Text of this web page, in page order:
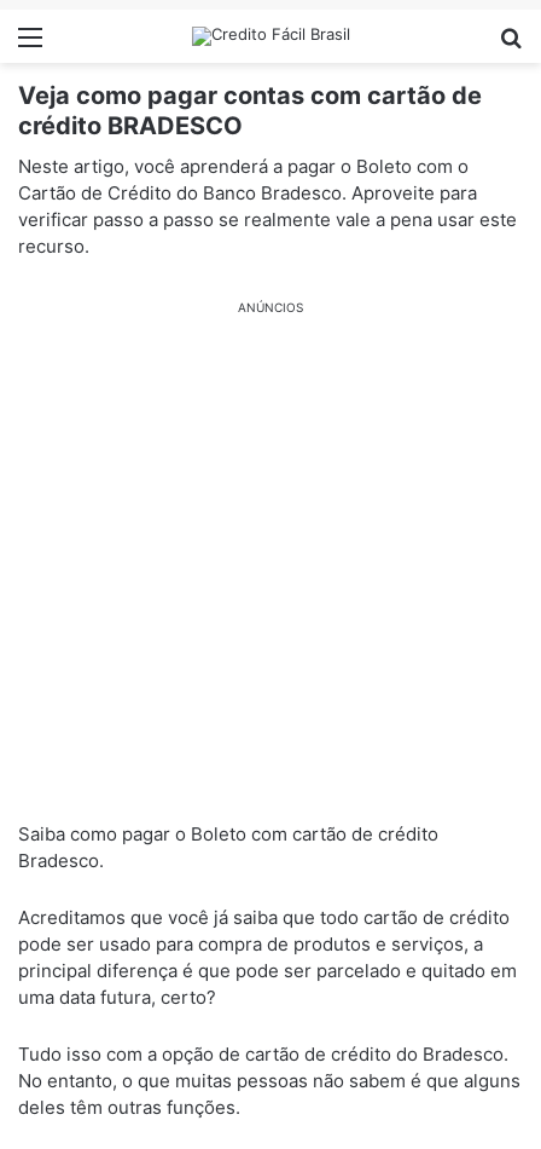
Menu
Veja como pagar contas com cartão de
crédito BRADESCO
Neste artigo, você aprenderá a pagar o Boleto com o
Cartão de Crédito do Banco Bradesco. Aproveite para
verificar passo a passo se realmente vale a pena usar este
recurso.
ANÚNCIOS
Saiba como pagar o Boleto com cartão de crédito
Bradesco.
Acreditamos que você já saiba que todo cartão de crédito
pode ser usado para compra de produtos e serviços, a
principal diferença é que pode ser parcelado e quitado em
uma data futura, certo?
Tudo isso com a opção de cartão de crédito do Bradesco.
No entanto, o que muitas pessoas não sabem é que alguns
deles têm outras funções.